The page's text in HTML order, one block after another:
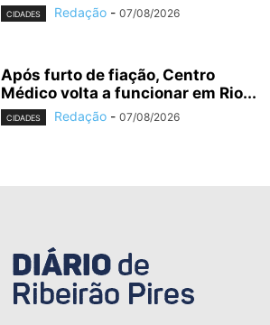
CIDADES Redação - 07/08/2026
Após furto de fiação, Centro
Médico volta a funcionar em Rio...
CIDADES Redação - 07/08/2026